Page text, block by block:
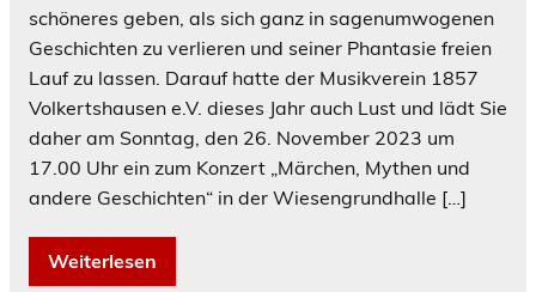
schöneres geben, als sich ganz in sagenumwogenen
Geschichten zu verlieren und seiner Phantasie freien
Lauf zu lassen. Darauf hatte der Musikverein 1857
Volkertshausen e.V. dieses Jahr auch Lust und lädt Sie
daher am Sonntag, den 26. November 2023 um
17.00 Uhr ein zum Konzert „Märchen, Mythen und
andere Geschichten“ in der Wiesengrundhalle […]
Weiterlesen